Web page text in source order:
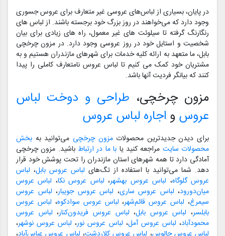
در پایان، بسیاری از لباس‌های عروسی غیر متعارف برای عروس جسوری
وجود دارد که می‌خواهند در روز بزرگ خود برجسته باشند. از لباس های
رنگارنگ گرفته تا سیلوئت های غیر معمول، راه های زیادی برای بیان
شخصیت و استایل خود در روز عروسی وجود دارد. در مزون چرخچی
بابل، ما متعهد به ارائه کلیه خدمات برای شهرهای مازندران هستیم و به
مشتریان خود کمک می کنیم تا لباس عروس نامتعارف کاملی را پیدا
کنند که بیانگر فردیت آنها باشد.
مزون چرخچی، طراحی و دوخت لباس
عروس و اجاره لباس عروس
برای دیدن جدیدترین محصولاتمزون چرخچی می‌توانید به بخش
محصولات سایت مراجعه کنید یا با ما در ارتباط باشید. مزون چرخچی
آمادگی دارد تا همه شهرهای استان مازندران را تحت پوشش خود قرار
دهد. شما می‌توانید با استفاده از تگ‌های لباس عروس بابل، لباس
عروس گلوگاه، لباس عروس بهشهر، لباس عروس نکا، لباس عروس
میان‌دورود، لباس عروس ساری، لباس عروس جویبار، لباس عروس
سیمرغ، لباس عروس قائم‌شهر، لباس عروس سوادکوه، لباس عروس
بابلسر، لباس عروس بابل، لباس عروس فریدون‌کنار، لباس عروس
محمودآباد، لباس عروس آمل، لباس عروس نور، لباس عروس نوشهر،